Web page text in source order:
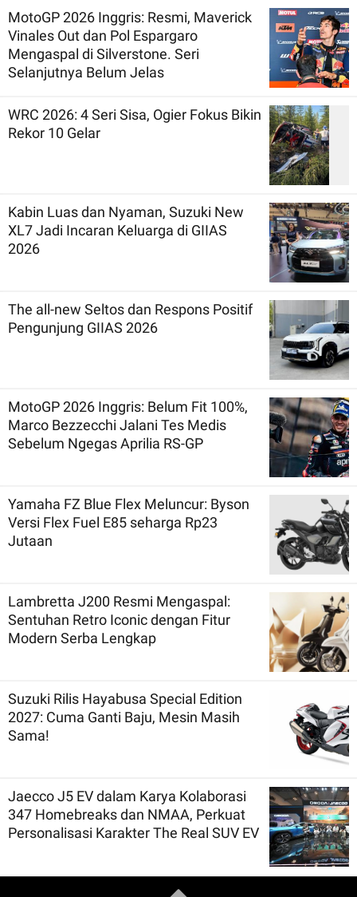
MotoGP 2026 Inggris: Resmi, Maverick
Vinales Out dan Pol Espargaro
Mengaspal di Silverstone. Seri
Selanjutnya Belum Jelas
WRC 2026: 4 Seri Sisa, Ogier Fokus Bikin
Rekor 10 Gelar
Kabin Luas dan Nyaman, Suzuki New
XL7 Jadi Incaran Keluarga di GIIAS
2026
The all-new Seltos dan Respons Positif
Pengunjung GIIAS 2026
MotoGP 2026 Inggris: Belum Fit 100%,
Marco Bezzecchi Jalani Tes Medis
Sebelum Ngegas Aprilia RS-GP
Yamaha FZ Blue Flex Meluncur: Byson
Versi Flex Fuel E85 seharga Rp23
Jutaan
Lambretta J200 Resmi Mengaspal:
Sentuhan Retro Iconic dengan Fitur
Modern Serba Lengkap
Suzuki Rilis Hayabusa Special Edition
2027: Cuma Ganti Baju, Mesin Masih
Sama!
Jaecco J5 EV dalam Karya Kolaborasi
347 Homebreaks dan NMAA, Perkuat
Personalisasi Karakter The Real SUV EV